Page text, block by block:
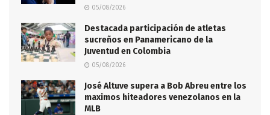
05/08/2026
Destacada participación de atletas
sucreños en Panamericano de la
Juventud en Colombia
05/08/2026
José Altuve supera a Bob Abreu entre los
maximos hiteadores venezolanos en la
MLB